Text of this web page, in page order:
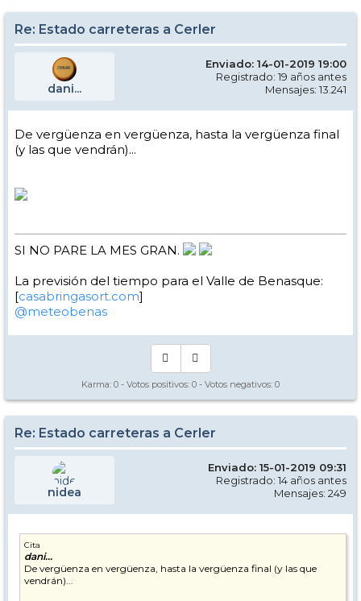
Re: Estado carreteras a Cerler
dani...
Enviado: 14-01-2019 19:00
Registrado: 19 años antes
Mensajes: 13.241
De vergüenza en vergüenza, hasta la vergüenza final
(y las que vendrán)...
SI NO PARE LA MES GRAN.
La previsión del tiempo para el Valle de Benasque:
[casabringasort.com]
@meteobenas
Karma: 0 - Votos positivos: 0 - Votos negativos: 0
Re: Estado carreteras a Cerler
nidea
Enviado: 15-01-2019 09:31
Registrado: 14 años antes
Mensajes: 249
Cita
dani...
De vergüenza en vergüenza, hasta la vergüenza final (y las que
vendrán)...